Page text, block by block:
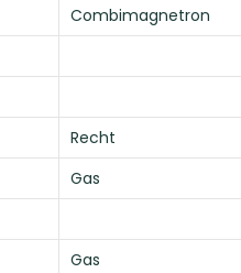
Combimagnetron
Recht
Gas
Gas